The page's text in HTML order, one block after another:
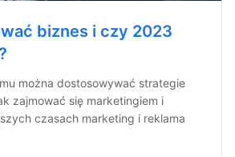
biznes i czy 2023
można dostosowywać strategie
zajmować się marketingiem i
czasach marketing i reklama